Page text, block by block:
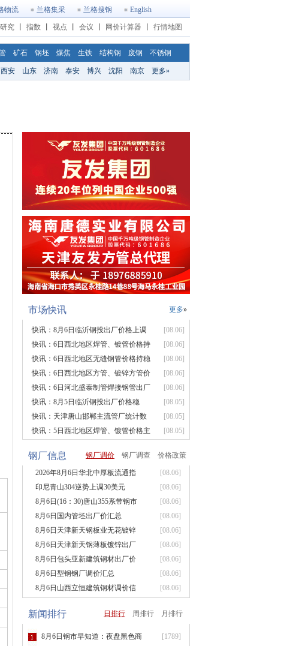
物流 兰格集采 兰格搜钢 English
研究 指数 视点 会议 网价计算器 行情地图
矿石 钢坯 煤焦 生铁 结构钢 废钢 不锈钢
西安 山东 济南 泰安 博兴 沈阳 南京 更多»